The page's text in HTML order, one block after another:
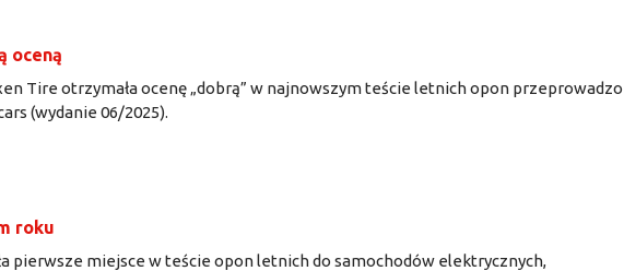
oceną
Tire otrzymała ocenę „dobrą” w najnowszym teście letnich opon
(wydanie 06/2025).
roku
pierwsze miejsce w teście opon letnich do samochodów elektrycznych,